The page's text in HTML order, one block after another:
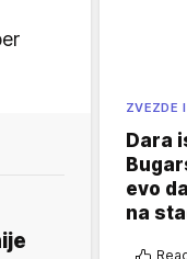
ZVEZDE
Dara
evo
na